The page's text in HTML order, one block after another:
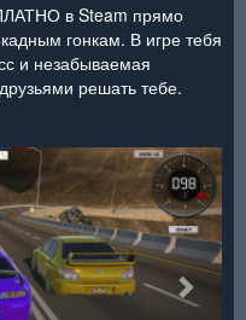
в Steam прямо
гонкам. В игре тебя
и незабываемая
решать тебе.
>